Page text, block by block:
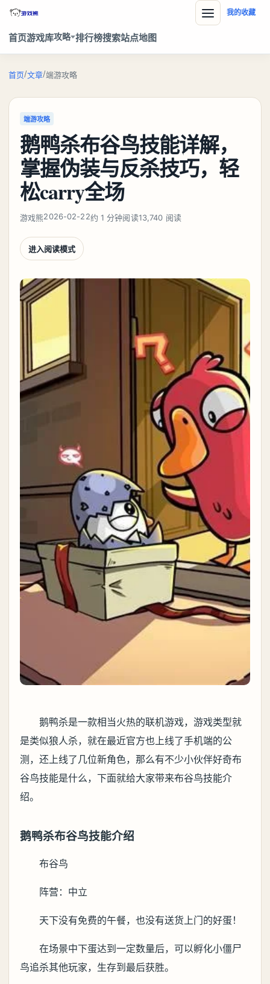
首页游戏库攻略 排行榜搜索站点地图
我的收藏
首页/文章/端游攻略
端游攻略
鹅鸭杀布谷鸟技能详解，
掌握伪装与反杀技巧，轻
松carry全场
游戏熊2026-02-22约 1 分钟阅读13,740 阅读
进入阅读模式
鹅鸭杀是一款相当火热的联机游戏，游戏类型就
是类似狼人杀，就在最近官方也上线了手机端的公
测，还上线了几位新角色，那么有不少小伙伴好奇布
谷鸟技能是什么，下面就给大家带来布谷鸟技能介
绍。
鹅鸭杀布谷鸟技能介绍
布谷鸟
阵营：中立
天下没有免费的午餐，也没有送货上门的好蛋！
在场景中下蛋达到一定数量后，可以孵化小僵尸
鸟追杀其他玩家，生存到最后获胜。